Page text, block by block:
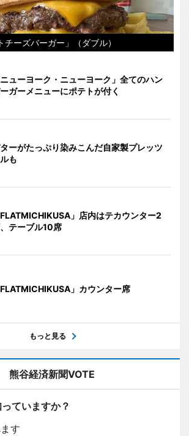
チーズバーガー」（ダブル）
ニューヨーク・ニューヨーク」全てのハン
ガーメニューにポテトが付く
ーがたっぷり染みこんだ自家製プレッツ
も
FLATMICHIKUSA」店内はテカウンター2
テーブル10席
FLATMICHIKUSA」カウンター席
もっと見る
熊谷経済新聞VOTE
っていますか？
す